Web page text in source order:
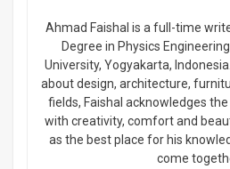
Ahmad Faishal is a full-time
Degree in Physics
University, Yogyakarta,
about design, architecture,
fields, Faishal acknowledges
with creativity, comfort and
as the best place for his
come